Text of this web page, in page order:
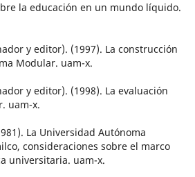
la educación en un mundo líquido.
y editor). (1997). La construcción
Modular. uam-x.
y editor). (1998). La evaluación
uam-x.
La Universidad Autónoma
consideraciones sobre el marco
universitaria. uam-x.